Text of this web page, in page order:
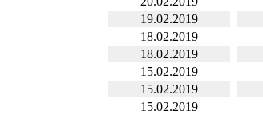
19.02.2019
18.02.2019
18.02.2019
15.02.2019
15.02.2019
15.02.2019